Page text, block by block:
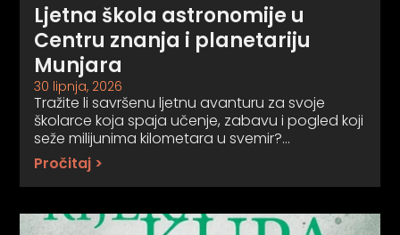
Ljetna škola astronomije u
Centru znanja i planetariju
Munjara
30 lipnja, 2026
Tražite li savršenu ljetnu avanturu za svoje
školarce koja spaja učenje, zabavu i pogled koji
seže milijunima kilometara u svemir?…
Pročitaj >